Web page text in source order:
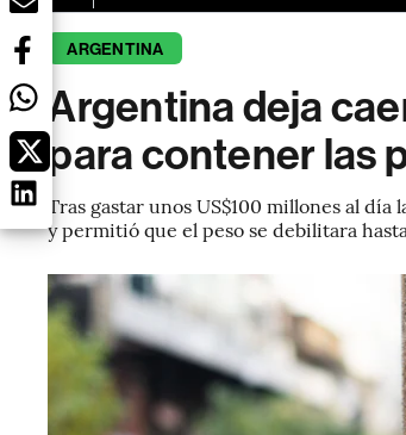
ARGENTINA
Argentina deja
para contener las
Tras gastar unos US$100 millones al
y permitió que el peso se debilitara